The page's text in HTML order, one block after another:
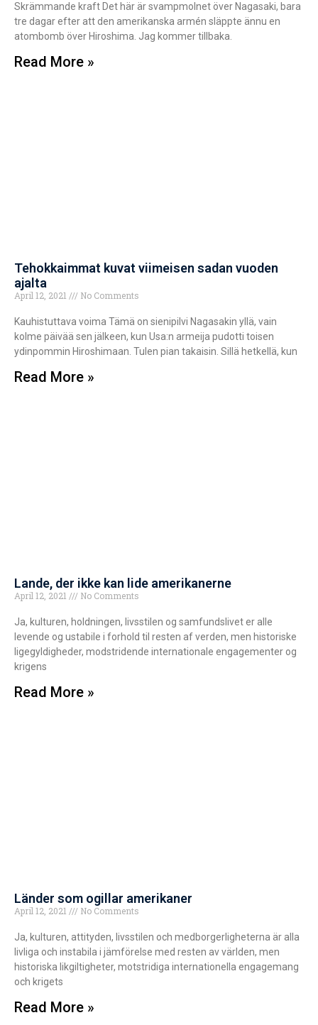
Skrämmande kraft Det här är svampmolnet över Nagasaki, bara
tre dagar efter att den amerikanska armén släppte ännu en
atombomb över Hiroshima. Jag kommer tillbaka.
Read More »
Tehokkaimmat kuvat viimeisen sadan vuoden
ajalta
April 12, 2021 No Comments
Kauhistuttava voima Tämä on sienipilvi Nagasakin yllä, vain
kolme päivää sen jälkeen, kun Usa:n armeija pudotti toisen
ydinpommin Hiroshimaan. Tulen pian takaisin. Sillä hetkellä, kun
Read More »
Lande, der ikke kan lide amerikanerne
April 12, 2021 No Comments
Ja, kulturen, holdningen, livsstilen og samfundslivet er alle
levende og ustabile i forhold til resten af verden, men historiske
ligegyldigheder, modstridende internationale engagementer og
krigens
Read More »
Länder som ogillar amerikaner
April 12, 2021 No Comments
Ja, kulturen, attityden, livsstilen och medborgerligheterna är alla
livliga och instabila i jämförelse med resten av världen, men
historiska likgiltigheter, motstridiga internationella engagemang
och krigets
Read More »